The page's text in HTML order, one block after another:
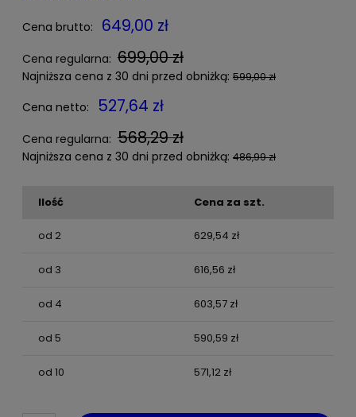
Cena brutto: 649,00 zł
Cena regularna: 699,00 zł
Najniższa cena z 30 dni przed obniżką: 599,00 zł
Cena netto: 527,64 zł
Cena regularna: 568,29 zł
Najniższa cena z 30 dni przed obniżką: 486,99 zł
Ilość Cena za szt.
od 2 629,54 zł
od 3 616,56 zł
od 4 603,57 zł
od 5 590,59 zł
od 10 571,12 zł